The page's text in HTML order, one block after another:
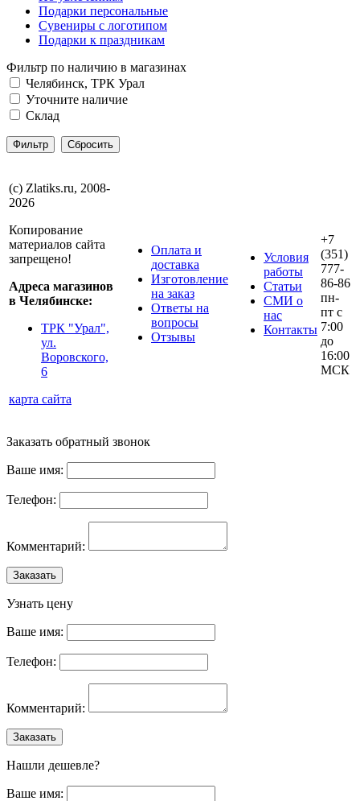
Подарки персональные
Сувениры с логотипом
Подарки к праздникам
Фильтр по наличию в магазинах
Челябинск, ТРК Урал
Уточните наличие
Склад
(с) Zlatiks.ru, 2008-
2026
Копирование
материалов сайта
запрещено!
Адреса магазинов
в Челябинске:
ТРК "Урал",
ул.
Воровского,
6
карта сайта
Оплата и
доставка
Изготовление
на заказ
Ответы на
вопросы
Отзывы
Условия
работы
Статьи
СМИ о
нас
Контакты
+7
(351)
777-
86-86
пн-
пт с
7:00
до
16:00
МСК
Заказать обратный звонок
Ваше имя:
Телефон:
Комментарий:
Заказать
Узнать цену
Ваше имя:
Телефон:
Комментарий:
Заказать
Нашли дешевле?
Ваше имя: